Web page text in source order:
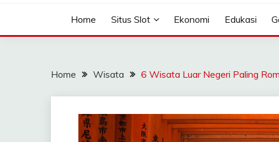
Home Situs Slot Ekonomi Edukasi
Home Wisata 6 Wisata Luar Negeri Paling